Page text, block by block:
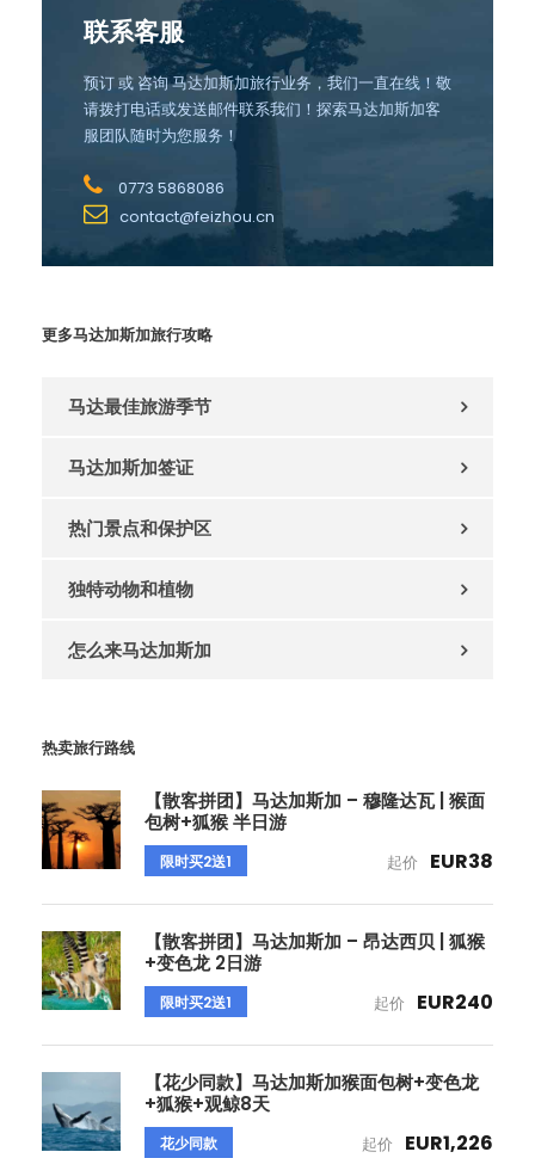
联系客服
预订 或 咨询 马达加斯加旅行业务，我们一直在线！敬
请拨打电话或发送邮件联系我们！探索马达加斯加客
服团队随时为您服务！
0773 5868086
contact@feizhou.cn
更多马达加斯加旅行攻略
马达最佳旅游季节
马达加斯加签证
热门景点和保护区
独特动物和植物
怎么来马达加斯加
热卖旅行路线
【散客拼团】马达加斯加 – 穆隆达瓦 | 猴面
包树+狐猴 半日游
限时买2送1 起价 EUR38
【散客拼团】马达加斯加 – 昂达西贝 | 狐猴
+变色龙 2日游
限时买2送1 起价 EUR240
【花少同款】马达加斯加猴面包树+变色龙
+狐猴+观鲸8天
花少同款 起价 EUR1,226